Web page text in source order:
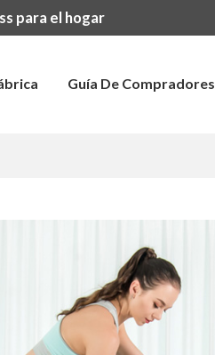
para el hogar
Guía De Compradores